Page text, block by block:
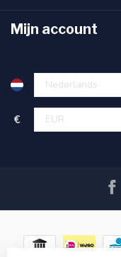
Mijn account
€